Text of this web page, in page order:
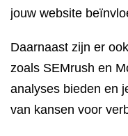
jouw website
Daarnaast zijn er
zoals SEMrush en
analyses bieden en
van kansen voor